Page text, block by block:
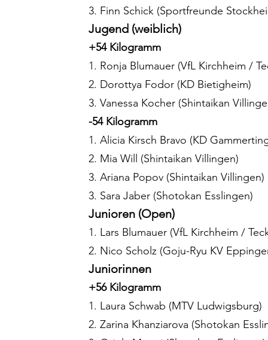
3. Finn Schick (Sportfreunde
Jugend (weiblich)
+54 Kilogramm
1. Ronja Blumauer (VfL Kirchheim /
2. Dorottya Fodor (KD Bietigheim)
3. Vanessa Kocher (Shintaikan
-54 Kilogramm
1. Alicia Kirsch Bravo (KD
2. Mia Will (Shintaikan Villingen)
3. Ariana Popov (Shintaikan Villingen)
3. Sara Jaber (Shotokan Esslingen)
Junioren (Open)
1. Lars Blumauer (VfL Kirchheim /
2. Nico Scholz (Goju-Ryu KV
Juniorinnen
+56 Kilogramm
1. Laura Schwab (MTV Ludwigsburg)
2. Zarina Khanziarova (Shotokan